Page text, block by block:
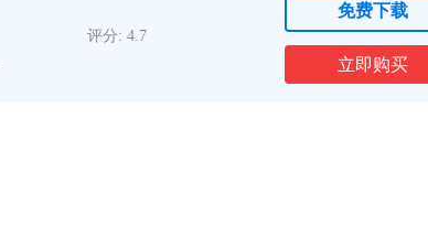
评分: 4.7
免费下载
立即购买